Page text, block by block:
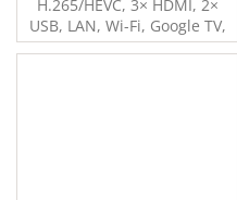
H.265/HEVC, 3× HDMI, 2×
USB, LAN, Wi-Fi, Google TV,
en. tř. F, černá